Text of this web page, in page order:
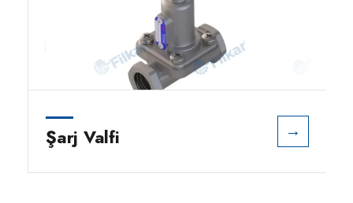
Şarj Valfi →